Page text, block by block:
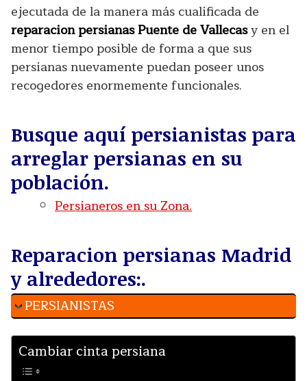
ejecutada de la manera más cualificada de
reparacion persianas Puente de Vallecasy en el
menor tiempo posible de forma a que sus
persianas nuevamente puedan poseer unos
recogedores enormemente funcionales.
Busque aquí persianistas para
arreglar persianas en su
población.
Persianeros en su Zona.
Reparacion persianas Madrid
y alrededores:.
PERSIANISTAS
Cambiar cinta persiana